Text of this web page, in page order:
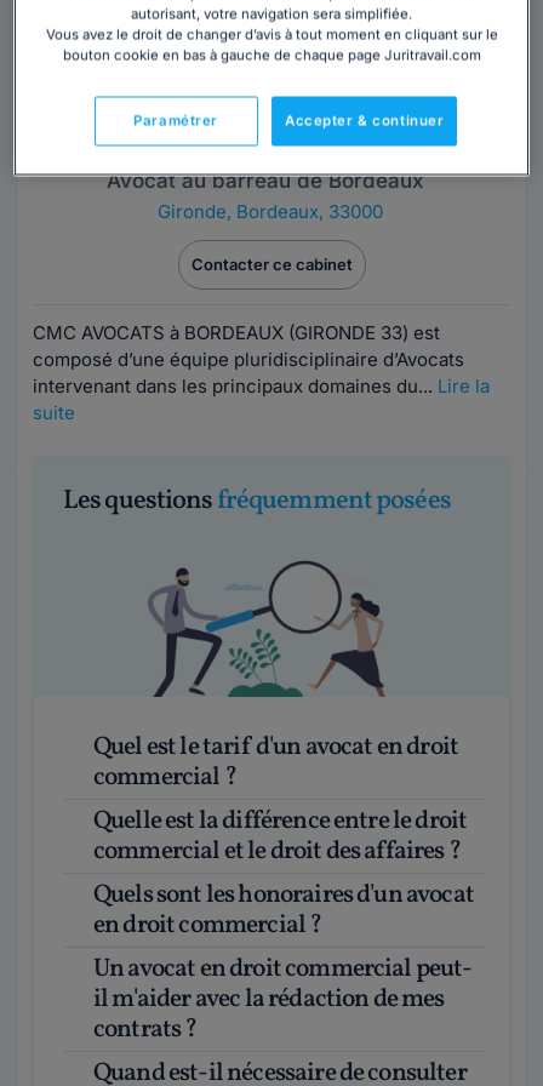
Cabinet CMC AVOCATS
Avocat au barreau de Bordeaux
Gironde, Bordeaux, 33000
Contacter ce cabinet
CMC AVOCATS à BORDEAUX (GIRONDE 33) est
composé d’une équipe pluridisciplinaire d’Avocats
intervenant dans les principaux domaines du... Lire la
suite
Les questionsfréquemment posées
Quel est le tarif d'un avocat en droit
commercial ?
Quelle est la différence entre le droit
commercial et le droit des affaires ?
Quels sont les honoraires d'un avocat
en droit commercial ?
Un avocat en droit commercial peut-
il m'aider avec la rédaction de mes
contrats ?
Quand est-il nécessaire de consulter
autorisant, votre navigation sera simplifiée.
Vous avez le droit de changer d’avis à tout moment en cliquant sur le
bouton cookie en bas à gauche de chaque page Juritravail.com
Accepter & continuer
Paramétrer